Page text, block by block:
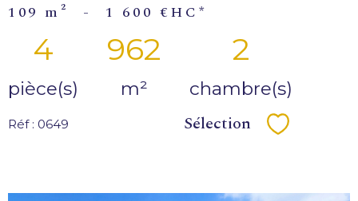
109 m² - 1 600 €HC*
4
pièce(s)
962
m²
2
chambre(s)
Réf : 0649 Sélection